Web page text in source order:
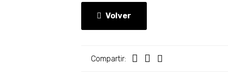
Volver
Compartir: